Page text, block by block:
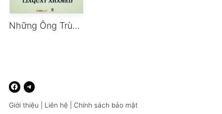
Những Ông Trùm Tài Chính
Giới thiệu Liên hệ Chính sách bảo mật